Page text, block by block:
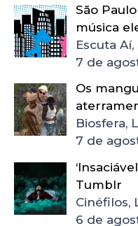
São
música
Escuta Aí,
7 de
Os
Biosfera,
7 de
Tumblr
Cinéfilos,
6 de